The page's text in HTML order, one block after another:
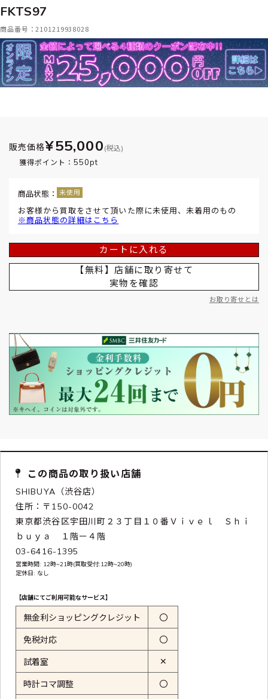
FKTS97
商品番号：2101219938028
販売価格¥55,000 (税込)
獲得ポイント： 550pt
商品状態：
お客様から買取をさせて頂いた際に未使用、未着用のもの
※商品状態の詳細はこちら
カートに入れる
【無料】店舗に取り寄せて
実物を確認
お取り寄せとは
この商品の取り扱い店舗
SHIBUYA（渋谷店）
住所：〒150-0042
東京都渋谷区宇田川町２３丁目１０番Ｖｉｖｅｌ Ｓｈｉ
ｂｕｙａ １階ー４階
03-6416-1395
営業時間: 12時~21時(買取受付:12時~20時)
定休日: なし
【店舗にてご利用可能なサービス】
無金利ショッピングクレジット 〇
免税対応 〇
試着室 ✕
時計コマ調整 〇